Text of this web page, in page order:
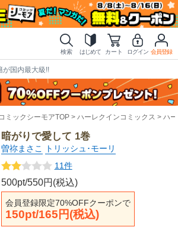
検索 はじめて カート ログイン 会員登録
が国内最大級!!
ミックシーモアTOP ハーレクインコミックス ハ
暗がりで愛して 1巻
曽祢まさこ
トリッシュ･モーリ
11件
500pt/550円(税込)
会員登録限定70%OFFクーポンで
150pt/165円(税込)